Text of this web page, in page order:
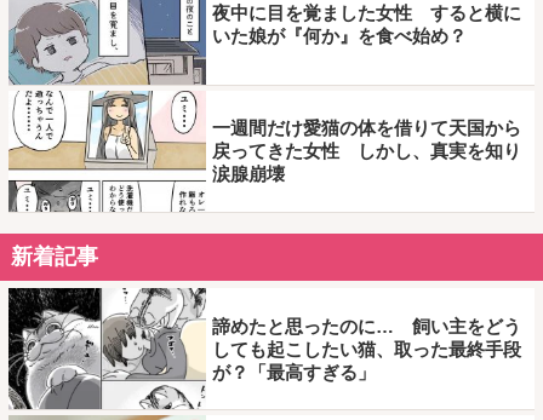
夜中に目を覚ました女性 すると横に
いた娘が『何か』を食べ始め？
一週間だけ愛猫の体を借りて天国から
戻ってきた女性 しかし、真実を知り
涙腺崩壊
新着記事
諦めたと思ったのに… 飼い主をどう
しても起こしたい猫、取った最終手段
が？「最高すぎる」